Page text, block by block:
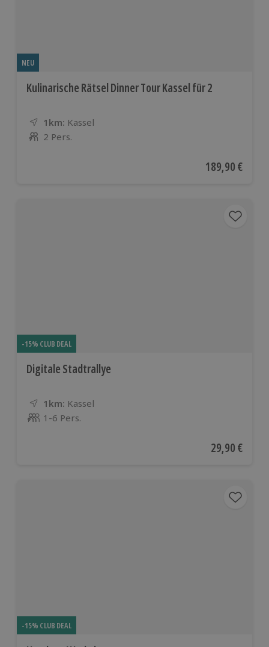
NEU
Kulinarische Rätsel Dinner Tour Kassel für 2
1km: Entfernung
Standort
Kassel
Anzahl der Teilnehmer
2 Pers.
Aktueller Preis
189,90 €
-15% CLUB DEAL
Digitale Stadtrallye
1km: Entfernung
Standort
Kassel
Anzahl der Teilnehmer
1-6 Pers.
Aktueller
29,90 €
-15% CLUB DEAL